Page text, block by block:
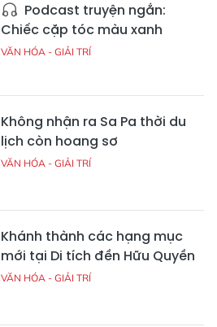
Podcast truyện ngắn:
Chiếc cặp tóc màu xanh
VĂN HÓA - GIẢI TRÍ
Không nhận ra Sa Pa thời du
lịch còn hoang sơ
VĂN HÓA - GIẢI TRÍ
Khánh thành các hạng mục
mới tại Di tích đền Hữu Quyền
VĂN HÓA - GIẢI TRÍ